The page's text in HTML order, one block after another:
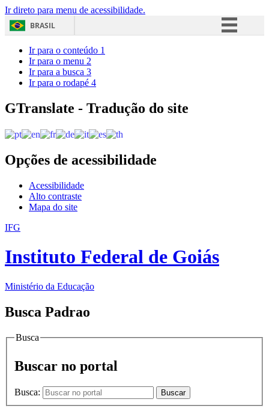
Ir direto para menu de acessibilidade.
BRASIL
Acesso à informação
Ir para o conteúdo 1
Ir para o menu 2
Ir para a busca 3
Ir para o rodapé 4
GTranslate - Tradução do site
Opções de acessibilidade
Acessibilidade
Alto contraste
Mapa do site
IFG
Instituto Federal de Goiás
Ministério da Educação
Busca Padrao
Busca
Buscar no portal
Busca: Buscar